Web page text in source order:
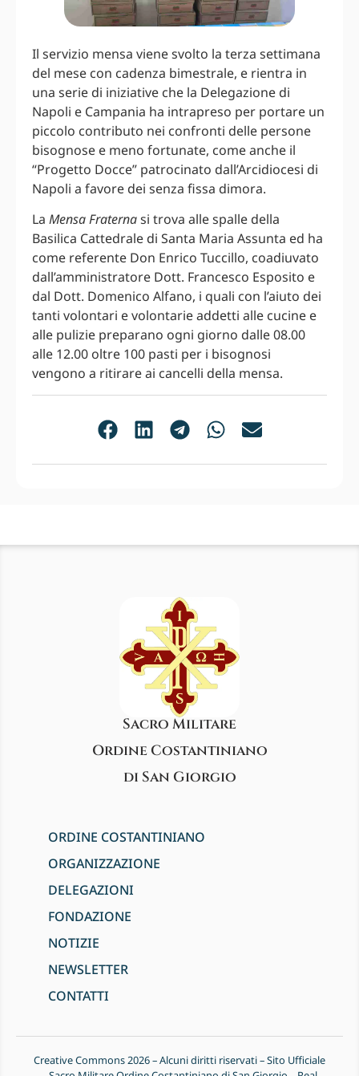
Il servizio mensa viene svolto la terza settimana
del mese con cadenza bimestrale, e rientra in
una serie di iniziative che la Delegazione di
Napoli e Campania ha intrapreso per portare un
piccolo contributo nei confronti delle persone
bisognose e meno fortunate, come anche il
“Progetto Docce” patrocinato dall’Arcidiocesi di
Napoli a favore dei senza fissa dimora.
La Mensa Fraternasi trova alle spalle della
Basilica Cattedrale di Santa Maria Assunta ed ha
come referente Don Enrico Tuccillo, coadiuvato
dall’amministratore Dott. Francesco Esposito e
dal Dott. Domenico Alfano, i quali con l’aiuto dei
tanti volontari e volontarie addetti alle cucine e
alle pulizie preparano ogni giorno dalle 08.00
alle 12.00 oltre 100 pasti per i bisognosi
vengono a ritirare ai cancelli della mensa.
Sacro Militare
Ordine Costantiniano
di San Giorgio
ORDINE COSTANTINIANO
ORGANIZZAZIONE
DELEGAZIONI
FONDAZIONE
NOTIZIE
NEWSLETTER
CONTATTI
Creative Commons 2026 – Alcuni diritti riservati – Sito Ufficiale